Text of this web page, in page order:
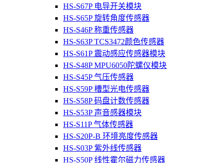
HS-S67P 电导开关模块
HS-S65P 旋转角度传感器
HS-S46P 称重传感器
HS-S63P TCS3472颜色传感器
HS-S61P 震动感应传感器模块
HS-S48P MPU6050陀螺仪模块
HS-S45P 气压传感器
HS-S59P 槽型光电传感器
HS-S58P 码盘计数传感器
HS-S53P 声音感器模块
HS-S11P 气体传感器
HS-S20P-B 环境亮度传感器
HS-S03P 紫外线传感器
HS-S50P 线性霍尔磁力传感器